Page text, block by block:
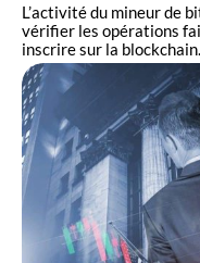
L’activité du mineur de
vérifier les opérations
inscrire sur la